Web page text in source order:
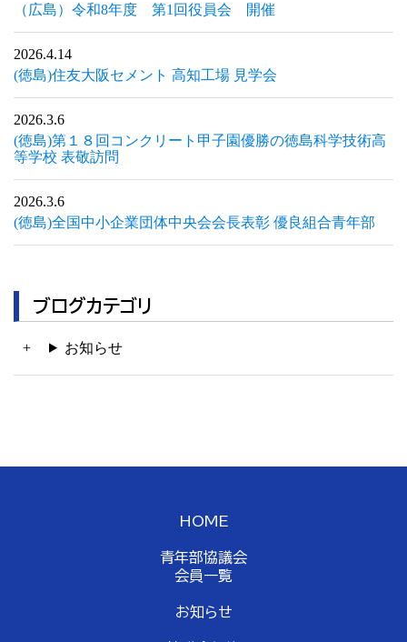
（広島）令和8年度 第1回役員会 開催
2026.4.14
(徳島)住友大阪セメント 高知工場 見学会
2026.3.6
(徳島)第１８回コンクリート甲子園優勝の徳島科学技術高
等学校 表敬訪問
2026.3.6
(徳島)全国中小企業団体中央会会長表彰 優良組合青年部
ブログカテゴリ
お知らせ
HOME
青年部協議会
会員一覧
お知らせ